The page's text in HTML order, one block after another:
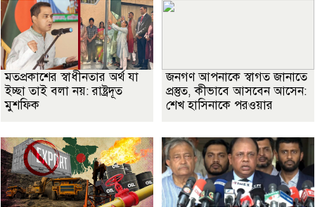
মতপ্রকাশের স্বাধীনতার অর্থ যা
ইচ্ছা তাই বলা নয়: রাষ্ট্রদূত
মুশফিক
জনগণ আপনাকে স্বাগত জানাতে
প্রস্তুত, কীভাবে আসবেন আসেন:
শেখ হাসিনাকে পরওয়ার